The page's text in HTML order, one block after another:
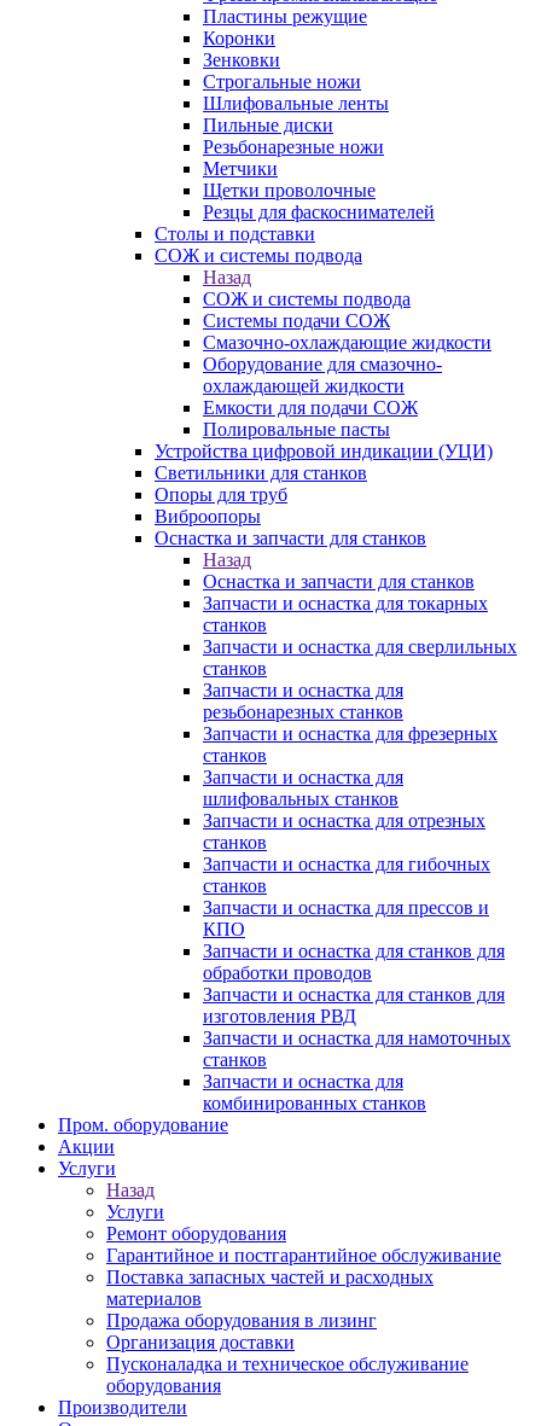
Пластины режущие
Коронки
Зенковки
Строгальные ножи
Шлифовальные ленты
Пильные диски
Резьбонарезные ножи
Метчики
Щетки проволочные
Резцы для фаскоснимателей
Столы и подставки
СОЖ и системы подвода
Назад
СОЖ и системы подвода
Системы подачи СОЖ
Смазочно-охлаждающие жидкости
Оборудование для смазочно-
охлаждающей жидкости
Емкости для подачи СОЖ
Полировальные пасты
Устройства цифровой индикации (УЦИ)
Светильники для станков
Опоры для труб
Виброопоры
Оснастка и запчасти для станков
Назад
Оснастка и запчасти для станков
Запчасти и оснастка для токарных
станков
Запчасти и оснастка для сверлильных
станков
Запчасти и оснастка для
резьбонарезных станков
Запчасти и оснастка для фрезерных
станков
Запчасти и оснастка для
шлифовальных станков
Запчасти и оснастка для отрезных
станков
Запчасти и оснастка для гибочных
станков
Запчасти и оснастка для прессов и
КПО
Запчасти и оснастка для станков для
обработки проводов
Запчасти и оснастка для станков для
изготовления РВД
Запчасти и оснастка для намоточных
станков
Запчасти и оснастка для
комбинированных станков
Пром. оборудование
Акции
Услуги
Назад
Услуги
Ремонт оборудования
Гарантийное и постгарантийное обслуживание
Поставка запасных частей и расходных
материалов
Продажа оборудования в лизинг
Организация доставки
Пусконаладка и техническое обслуживание
оборудования
Производители